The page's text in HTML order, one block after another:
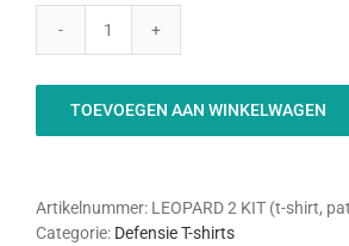
Leopard
KIT
aantal
TOEVOEGEN AAN WINKELWAGEN
Artikelnummer: LEOPARD 2 KIT (t-shirt,
Categorie: Defensie T-shirts